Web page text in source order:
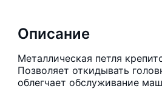
Описание
Металлическая петля
Позволяет откидывать
облегчает обслуживание